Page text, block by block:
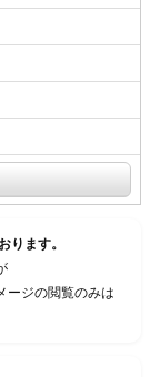
ります。
ージの閲覧のみは